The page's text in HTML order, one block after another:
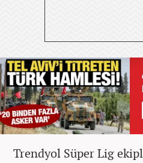
Trendyol Süper Lig